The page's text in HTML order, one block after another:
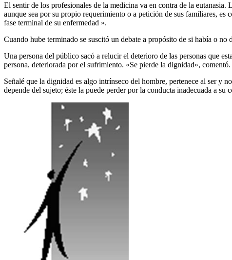
El sentir de los profesionales de la medicina va en contra de la
aunque sea por su propio requerimiento o a petición de sus familiares,
fase terminal de su enfermedad ».
Cuando hube terminado se suscitó un debate a propósito de si había o no
Una persona del público sacó a relucir el deterioro de las personas que
persona, deteriorada por el sufrimiento. «Se pierde la dignidad», comentó.
Señalé que la dignidad es algo intrínseco del hombre, pertenece al ser y
depende del sujeto; éste la puede perder por la conducta inadecuada a